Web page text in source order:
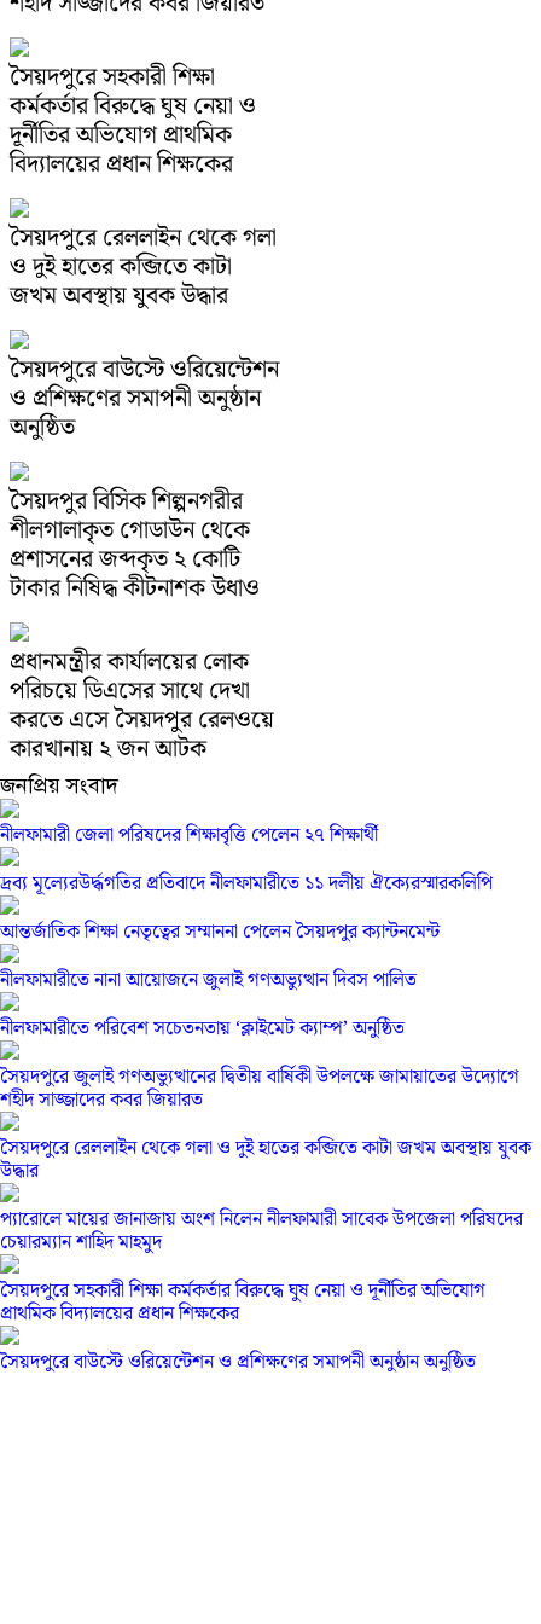
সৈয়দপুরে সহকারী শিক্ষা
কর্মকর্তার বিরুদ্ধে ঘুষ নেয়া ও
দূর্নীতির অভিযোগ প্রাথমিক
বিদ্যালয়ের প্রধান শিক্ষকের
সৈয়দপুরে রেললাইন থেকে গলা
ও দুই হাতের কব্জিতে কাটা
জখম অবস্থায় যুবক উদ্ধার
সৈয়দপুরে বাউস্টে ওরিয়েন্টেশন
ও প্রশিক্ষণের সমাপনী অনুষ্ঠান
অনুষ্ঠিত
সৈয়দপুর বিসিক শিল্পনগরীর
শীলগালাকৃত গোডাউন থেকে
প্রশাসনের জব্দকৃত ২ কোটি
টাকার নিষিদ্ধ কীটনাশক উধাও
প্রধানমন্ত্রীর কার্যালয়ের লোক
পরিচয়ে ডিএসের সাথে দেখা
করতে এসে সৈয়দপুর রেলওয়ে
কারখানায় ২ জন আটক
জনপ্রিয় সংবাদ
নীলফামারী জেলা পরিষদের শিক্ষাবৃত্তি পেলেন ২৭ শিক্ষার্থী
দ্রব্য মূল্যেরউর্দ্ধগতির প্রতিবাদে নীলফামারীতে ১১ দলীয় ঐক্যেরস্মারকলিপি
আন্তর্জাতিক শিক্ষা নেতৃত্বের সম্মাননা পেলেন সৈয়দপুর ক্যান্টনমেন্ট
নীলফামারীতে নানা আয়োজনে জুলাই গণঅভ্যুত্থান দিবস পালিত
নীলফামারীতে পরিবেশ সচেতনতায় ‘ক্লাইমেট ক্যাম্প’ অনুষ্ঠিত
সৈয়দপুরে জুলাই গণঅভ্যুত্থানের দ্বিতীয় বার্ষিকী উপলক্ষে জামায়াতের উদ্যোগে
শহীদ সাজ্জাদের কবর জিয়ারত
সৈয়দপুরে রেললাইন থেকে গলা ও দুই হাতের কব্জিতে কাটা জখম অবস্থায় যুবক
উদ্ধার
প্যারোলে মায়ের জানাজায় অংশ নিলেন নীলফামারী সাবেক উপজেলা পরিষদের
চেয়ারম্যান শাহিদ মাহমুদ
সৈয়দপুরে সহকারী শিক্ষা কর্মকর্তার বিরুদ্ধে ঘুষ নেয়া ও দূর্নীতির অভিযোগ
প্রাথমিক বিদ্যালয়ের প্রধান শিক্ষকের
সৈয়দপুরে বাউস্টে ওরিয়েন্টেশন ও প্রশিক্ষণের সমাপনী অনুষ্ঠান অনুষ্ঠিত